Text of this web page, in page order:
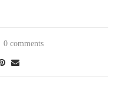
0 comments